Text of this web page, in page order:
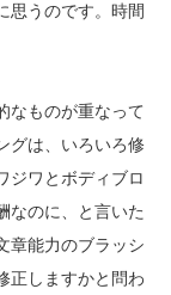
思うのです。時間
なものが重なって
グは、いろいろ修
ジワとボディブロ
なのに、と言いた
章能力のブラッシ
正しますかと問わ